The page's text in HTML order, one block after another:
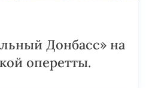
Донбасс» на
оперетты.